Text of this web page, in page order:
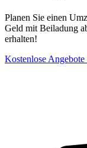
Planen Sie einen
Geld mit Beiladung
erhalten!
Kostenlose Angebote